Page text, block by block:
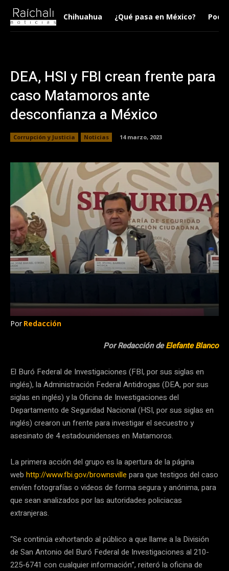
Chihuahua ¿Qué pasa en México?
DEA, HSI y FBI crean frente para
caso Matamoros ante
desconfianza a México
Corrupción y Justicia Noticias 14 marzo, 2023
Por Redacción
Por Redacción deElefante Blanco
El Buró Federal de Investigaciones (FBI, por sus siglas en
inglés), la Administración Federal Antidrogas (DEA, por sus
siglas en inglés) y la Oficina de Investigaciones del
Departamento de Seguridad Nacional (HSI, por sus siglas en
inglés) crearon un frente para investigar el secuestro y
asesinato de 4 estadounidenses en Matamoros.
La primera acción del grupo es la apertura de la página
web http://www.fbi.gov/brownsville para que testigos del caso
envíen fotografías o videos de forma segura y anónima, para
que sean analizados por las autoridades policiacas
extranjeras.
“Se continúa exhortando al público a que llame a la División
de San Antonio del Buró Federal de Investigaciones al 210-
225-6741 con cualquier información”, reiteró la oficina de